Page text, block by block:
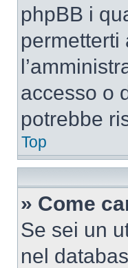
phpBB i
permetterti
accesso o
potrebbe
Top
» Come
Se sei un
nel